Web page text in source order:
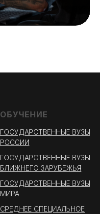
ОБУЧЕНИЕ
ГОСУДАРСТВЕННЫЕ ВУЗЫ
РОССИИ
ГОСУДАРСТВЕННЫЕ ВУЗЫ
БЛИЖНЕГО ЗАРУБЕЖЬЯ
ГОСУДАРСТВЕННЫЕ ВУЗЫ
МИРА
СРЕДНЕЕ СПЕЦИАЛЬНОЕ